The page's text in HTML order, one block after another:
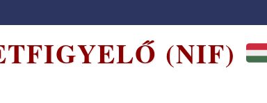
(NIF)